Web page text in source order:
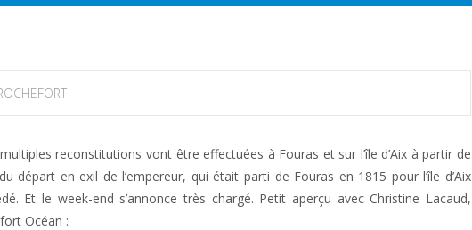
reconstitutions vont être effectuées à Fouras et sur l’île d’Aix à partir de
départ en exil de l’empereur, qui était parti de Fouras en 1815 pour l’île d’Aix
Et le week-end s’annonce très chargé. Petit aperçu avec Christine Lacaud,
Océan :